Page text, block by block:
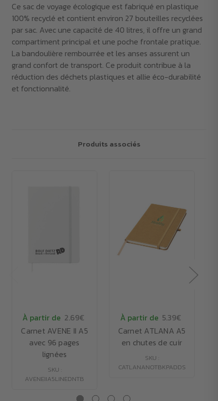
Ce sac de voyage écologique est fabriqué en plastique
100% recyclé et contient environ 27 bouteilles recyclées
par sac. Avec une capacité de 40 litres, il offre un grand
compartiment principal et une poche frontale pratique.
La bandoulière rembourrée et les anses assurent un
grand confort de transport. Ce produit contribue à la
réduction des déchets plastiques et allie éco-durabilité
et fonctionnalité.
Produits associés
À partir de 2.69€
Carnet AVENE II A5
avec 96 pages
lignées
SKU :
AVENEIIA5LINEDNTB
À partir de 5.39€
Carnet ATLANA A5
en chutes de cuir
SKU :
CATLANANOTBKPADDS